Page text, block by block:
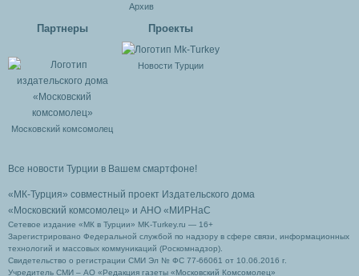
Архив
Партнеры
Московский комсомолец
Проекты
Новости Турции
Все новости Турции в Вашем смартфоне!
«МК-Турция» совместный проект Издательского дома
«Московский комсомолец» и АНО «МИРНаС
Сетевое издание «МК в Турции» MK-Turkey.ru — 16+
Зарегистрировано Федеральной службой по надзору в сфере связи, информационных
технологий и массовых коммуникаций (Роскомнадзор).
Свидетельство о регистрации СМИ Эл № ФС 77-66061 от 10.06.2016 г.
Учредитель СМИ – АО «Редакция газеты «Московский Комсомолец»